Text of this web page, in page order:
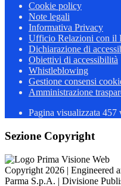
Cookie policy
Note legali
Informativa Privacy
Ufficio Relazioni con il
Dichiarazione di
Obiettivi di accessibilità
Whistleblowing
Gestione consensi
Amministrazione
Pagina visualizzata 457
Sezione Copyright
Copyright 2026 | Engineered
Parma S.p.A. | Divisione